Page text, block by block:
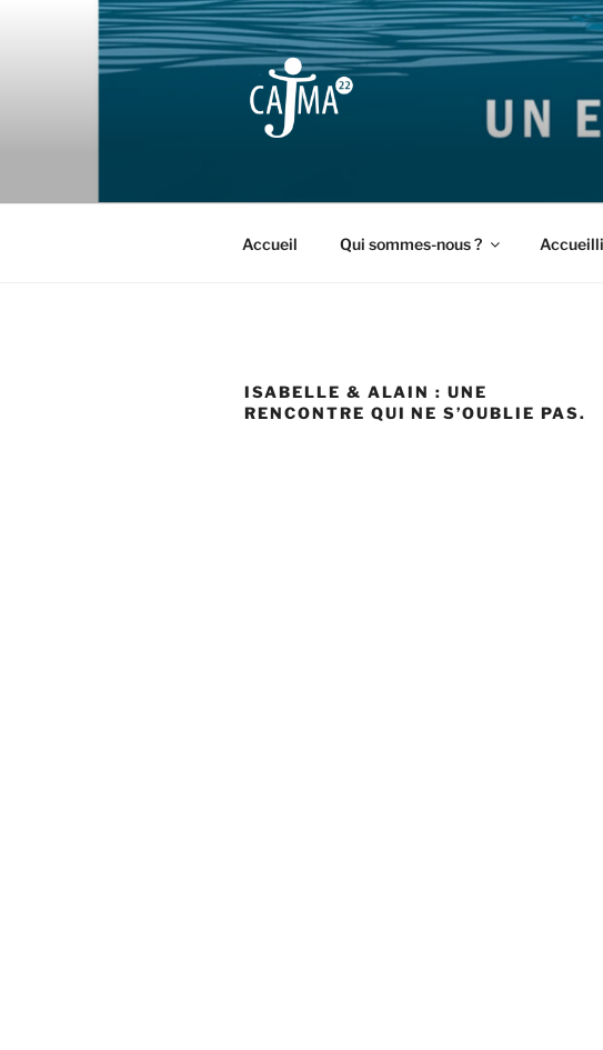
Collectif d'Aide aux Jeunes Migrants et
Accueil Qui sommes-nous ?
ISABELLE & ALAIN : UNE
RENCONTRE QUI NE S’OUBLIE PAS.